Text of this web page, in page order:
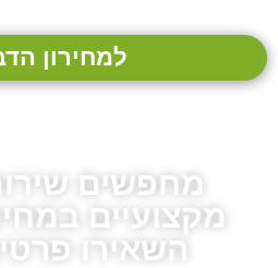
למחירון
מחפשים
מקצועיים
השאירו